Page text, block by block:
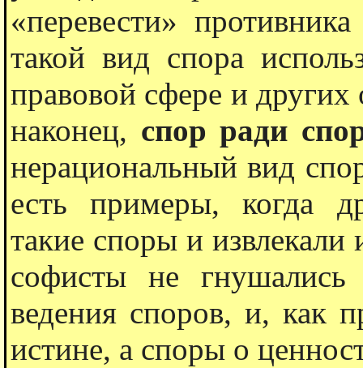
«перевести»
такой вид спора
правовой сфере и
наконец, спор ради
нерациональный вид
есть примеры, когда
такие споры и
софисты не
ведения споров, и, как
истине, а споры о